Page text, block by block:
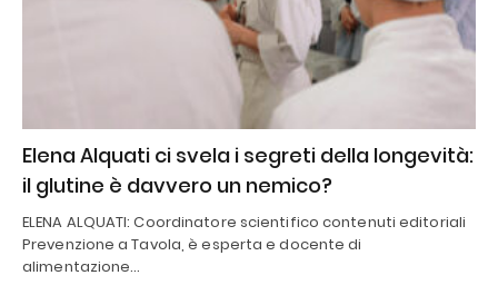
Elena Alquati ci svela i segreti della longevità:
il glutine è davvero un nemico?
ELENA ALQUATI: Coordinatore scientifico contenuti editoriali
Prevenzione a Tavola, è esperta e docente di
alimentazione…